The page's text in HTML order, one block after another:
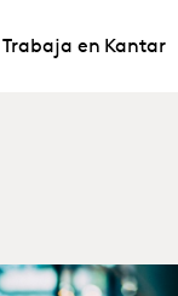
Trabaja en Kantar